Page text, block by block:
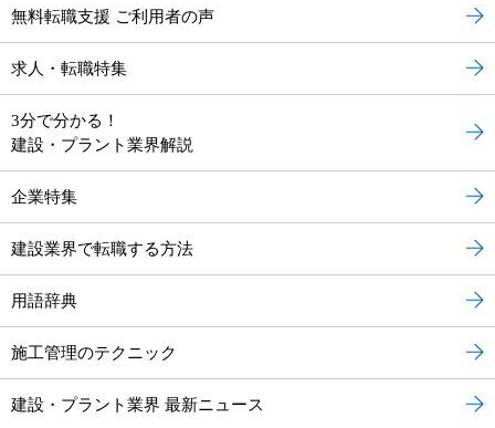
無料転職支援 ご利用者の声
求人・転職特集
3分で分かる！
建設・プラント業界解説
企業特集
建設業界で転職する方法
用語辞典
施工管理のテクニック
建設・プラント業界 最新ニュース